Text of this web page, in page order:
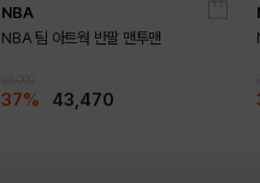
NBA
NBA 팀 아트웍 반팔 맨투맨
37% 43,470